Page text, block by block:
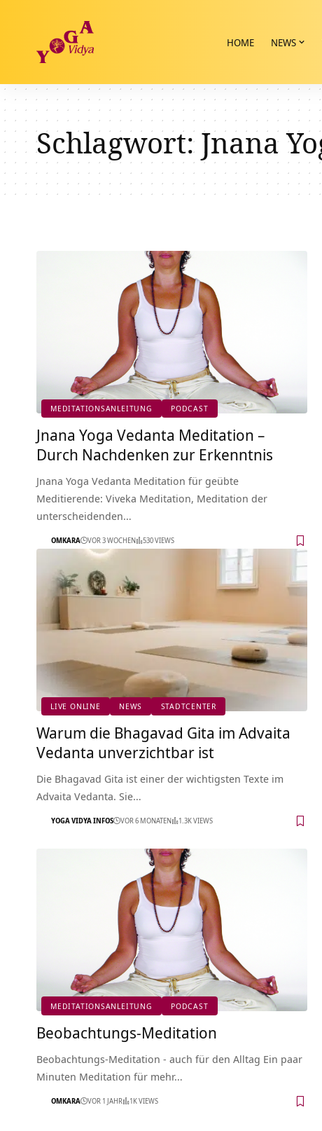
HOME NEWS
Schlagwort:Jnana
MEDITATIONSANLEITUNG PODCAST
Jnana Yoga Vedanta Meditation –
Durch Nachdenken zur Erkenntnis
Jnana Yoga Vedanta Meditation für geübte
Meditierende: Viveka Meditation, Meditation der
unterscheidenden…
OMKARA VOR 3 WOCHEN 530 VIEWS
LIVE ONLINE NEWS STADTCENTER
Warum die Bhagavad Gita im Advaita
Vedanta unverzichtbar ist
Die Bhagavad Gita ist einer der wichtigsten Texte im
Advaita Vedanta. Sie…
YOGA VIDYA INFOS VOR 6 MONATEN 1.3K VIEWS
MEDITATIONSANLEITUNG PODCAST
Beobachtungs-Meditation
Beobachtungs-Meditation - auch für den Alltag Ein paar
Minuten Meditation für mehr…
OMKARA VOR 1 JAHR 1K VIEWS